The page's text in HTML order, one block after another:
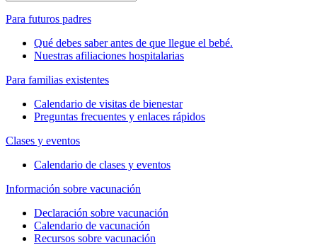
Para futuros padres
Qué debes saber antes de que llegue el bebé.
Nuestras afiliaciones hospitalarias
Para familias existentes
Calendario de visitas de bienestar
Preguntas frecuentes y enlaces rápidos
Clases y eventos
Calendario de clases y eventos
Información sobre vacunación
Declaración sobre vacunación
Calendario de vacunación
Recursos sobre vacunación